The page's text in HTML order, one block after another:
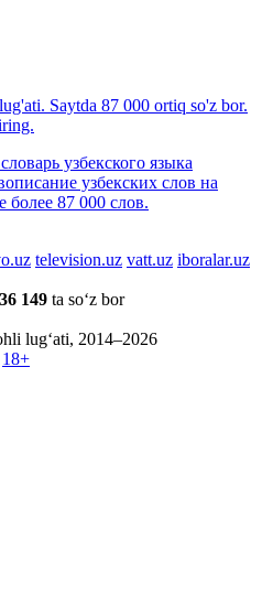
Saytda 87 000 ortiq so'z bor.
узбекского языка
узбекских слов на
более 87 000 слов.
television.uz vatt.uz iboralar.uz
36 149 ta so‘z bor
lug‘ati, 2014–2026
18+